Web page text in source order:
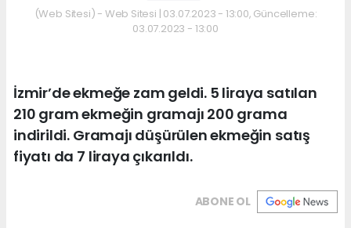
(Web Sitesi) - Web Sitesi | 03.07.2023 - 13:00, Güncelleme:
03.07.2023 - 13:00
İzmir’de ekmeğe zam geldi. 5 liraya satılan
210 gram ekmeğin gramajı 200 grama
indirildi. Gramajı düşürülen ekmeğin satış
fiyatı da 7 liraya çıkarıldı.
ABONE OL